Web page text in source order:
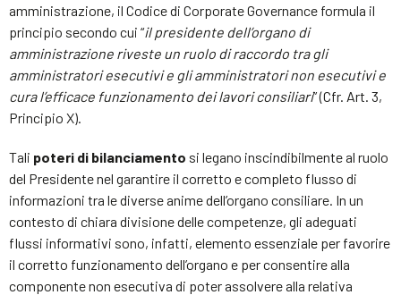
amministrazione, il Codice di Corporate Governance formula il
principio secondo cui “il presidente dell’organo di
amministrazione riveste un ruolo di raccordo tra gli
amministratori esecutivi e gli amministratori non esecutivi e
cura l’efficace funzionamento dei lavori consiliari” (Cfr. Art. 3,
Principio X).
Tali poteri di bilanciamento si legano inscindibilmente al ruolo
del Presidente nel garantire il corretto e completo flusso di
informazioni tra le diverse anime dell’organo consiliare. In un
contesto di chiara divisione delle competenze, gli adeguati
flussi informativi sono, infatti, elemento essenziale per favorire
il corretto funzionamento dell’organo e per consentire alla
componente non esecutiva di poter assolvere alla relativa